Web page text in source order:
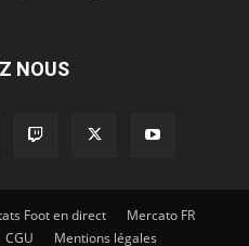
NOUS
Foot en direct
Mercato FR
CGU Mentions légales